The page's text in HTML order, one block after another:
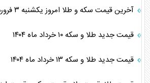
آخرین قیمت سکه و طلا امروز یکشنبه ۳ فروردین ۱۴۰۴
قیمت جدید طلا و سکه ۱۰ خرداد ماه ۱۴۰۴
قیمت جدید طلا و سکه ۱۳ خرداد ماه ۱۴۰۴